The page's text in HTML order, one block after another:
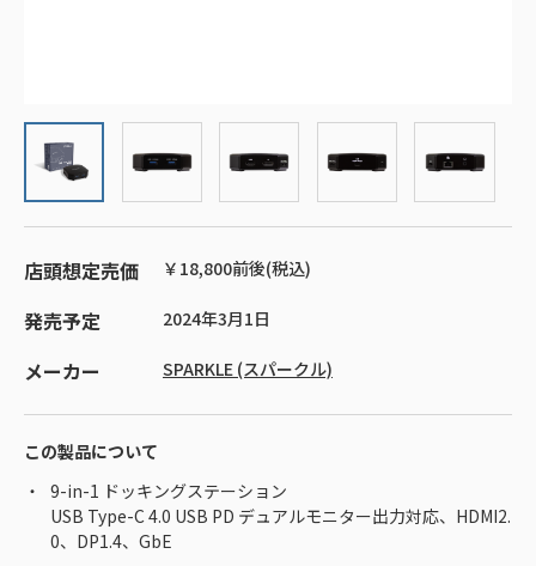
店頭想定売価 ￥18,800前後(税込)
発売予定 2024年3月1日
メーカー SPARKLE (スパークル)
この製品について
9-in-1 ドッキングステーション
USB Type-C 4.0 USB PD デュアルモニター出力対応、HDMI2.
0、DP1.4、GbE